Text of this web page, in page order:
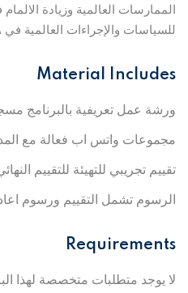
الممارسات العالمية وزيادة
للسياسات والإجراءات العالمية
Material Includes
ورشة عمل تعريفية بالبرنامج
مجموعات واتس اب فعالة مع
تقييم تجريبي للتهيئة للتقييم
الرسوم تشمل التقييم ورسوم
Requirements
لا يوجد متطلبات متخصصة لهذا